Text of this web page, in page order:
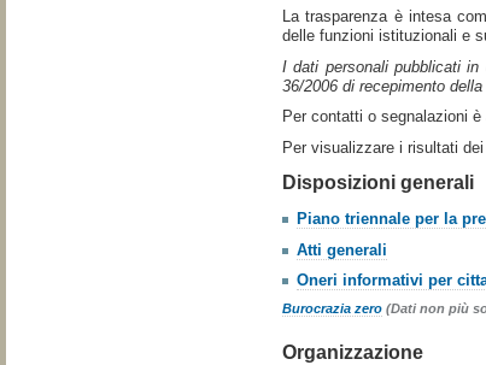
La trasparenza è intesa
delle funzioni istituzionali e
I dati personali pubblicati in
36/2006 di recepimento
Per contatti o segnalazioni
Per visualizzare i risultati
Disposizioni generali
Piano triennale per la
Atti generali
Oneri informativi per
Burocrazia zero (Dati non più
Organizzazione